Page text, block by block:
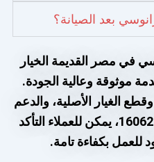
بعد الصيانة؟
في مصر القديمة الخيار
موثوقة وعالية الجودة.
الغيار الأصلية، والدعم
المتواصل عبر الرقم الموحد 16062، يمكن للعملاء التأكد
للعمل بكفاءة تامة.